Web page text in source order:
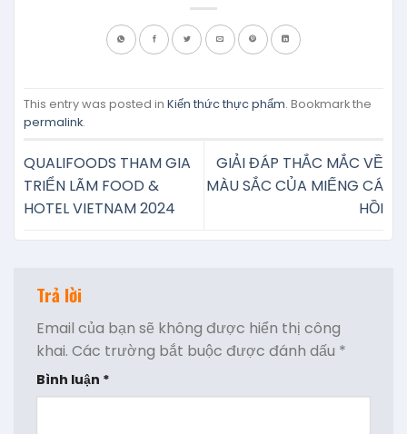
This entry was posted in Kiến thức thực phẩm. Bookmark the
permalink.
QUALIFOODS THAM GIA
TRIỂN LÃM FOOD &
HOTEL VIETNAM 2024
GIẢI ĐÁP THẮC MẮC VỀ
MÀU SẮC CỦA MIẾNG CÁ
HỒI
Trả lời
Email của bạn sẽ không được hiển thị công
khai. Các trường bắt buộc được đánh dấu *
Bình luận *